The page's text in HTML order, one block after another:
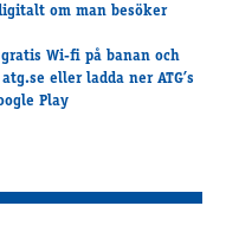
om man besöker
Wi-fi på banan och
eller ladda ner ATG’s
Play